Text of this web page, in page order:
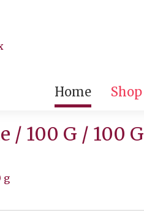
Home Shop
/ 100 G / 100 G